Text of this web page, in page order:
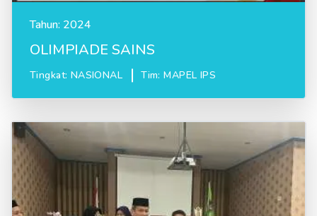
Tahun: 2024
OLIMPIADE SAINS
Tingkat: NASIONAL Tim: MAPEL IPS